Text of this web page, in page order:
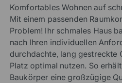
Komfortables Wohnen auf
Mit einem passenden
Problem! Ihr schmales Haus
nach Ihren individuellen
durchdachte, lang gestreckte
Platz optimal nutzen. So
Baukörper eine großzügige